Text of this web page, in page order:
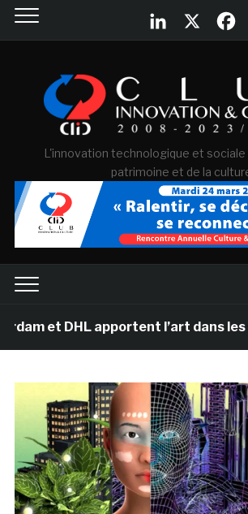
L'innovation technologique et sociale
patrimoine et de la
DHL apportent l’art dans les